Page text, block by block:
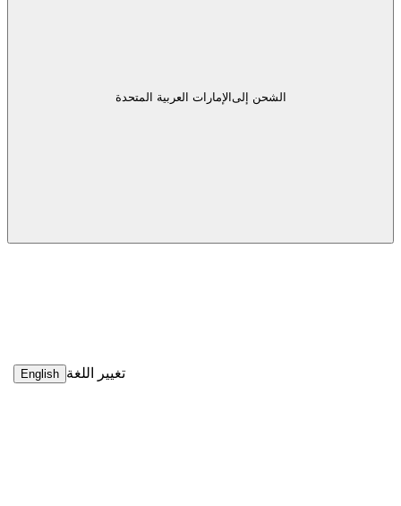
الشحن إلىالإمارات العربية المتحدة
تغيير اللغة English